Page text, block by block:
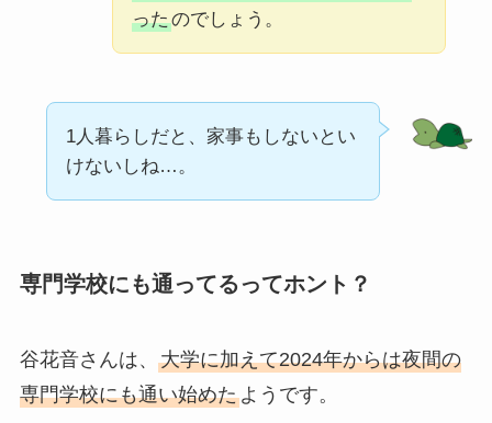
ったのでしょう。
1人暮らしだと、家事もしないとい
けないしね…。
専門学校にも通ってるってホント？
谷花音さんは、 大学に加えて2024年からは夜間の
専門学校にも通い始めたようです。